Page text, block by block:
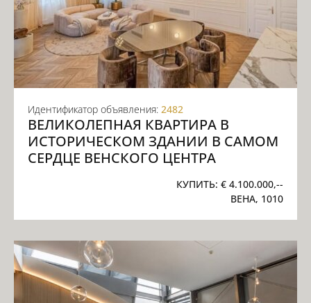
Идентификатор объявления: 2482
ВЕЛИКОЛЕПНАЯ КВАРТИРА В
ИСТОРИЧЕСКОМ ЗДАНИИ В САМОМ
СЕРДЦЕ ВЕНСКОГО ЦЕНТРА
КУПИТЬ: € 4.100.000,--
ВЕНА, 1010